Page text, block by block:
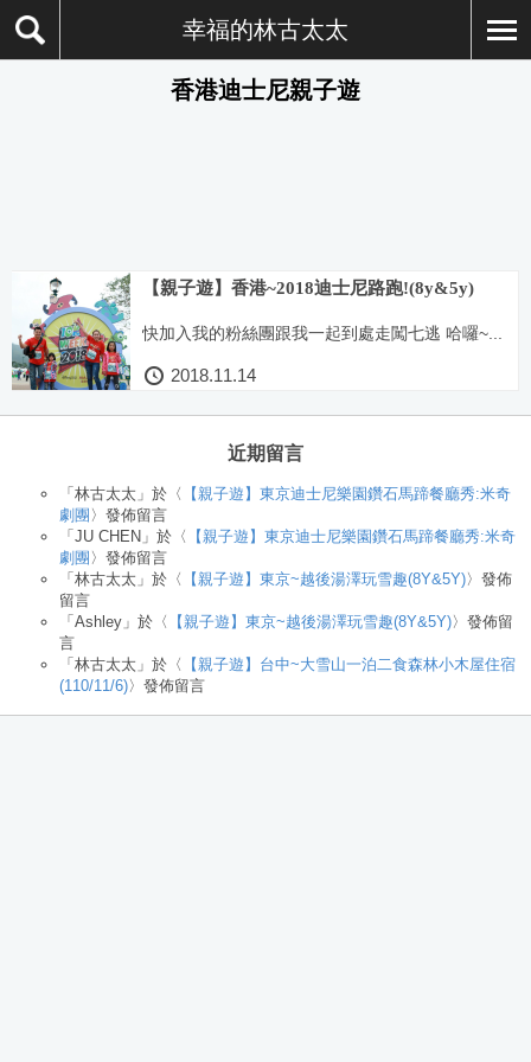
幸福的林古太太
香港迪士尼親子遊
【親子遊】香港~2018迪士尼路跑!(8y&5y)
快加入我的粉絲團跟我一起到處走闖七逃 哈囉~...
2018.11.14
近期留言
「 林古太太 」於〈
【親子遊】東京迪士尼樂園鑽石馬蹄餐廳秀:米奇
劇團 〉發佈留言
「 JU CHEN 」於〈
【親子遊】東京迪士尼樂園鑽石馬蹄餐廳秀:米奇
劇團 〉發佈留言
「 林古太太 」於〈 【親子遊】東京~越後湯澤玩雪趣(8Y&5Y)〉發佈
留言
「 Ashley 」於〈 【親子遊】東京~越後湯澤玩雪趣(8Y&5Y)〉發佈留
言
「 林古太太 」於〈
【親子遊】台中~大雪山一泊二食森林小木屋住宿
(110/11/6)〉發佈留言